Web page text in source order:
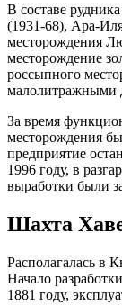
В составе
(1931-68), Ара-
месторождения
месторождение
россыпного
малолитражными
За время
месторождения
предприятие
1996 году, в
выработки были
Шахта
Располагалась в
Начало
1881 году,